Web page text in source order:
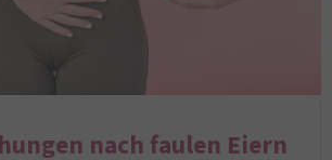
nach faulen Eiern